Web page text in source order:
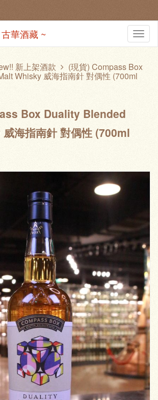
華酒藏 ~
新上架酒款 (現貨) Compass Box
Whisky 威海指南針 對偶性 (700ml
Box Duality Blended
海指南針 對偶性 (700ml